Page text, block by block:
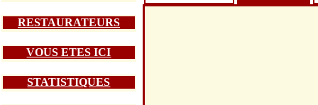
RESTAURATEURS
VOUS ETES ICI
STATISTIQUES